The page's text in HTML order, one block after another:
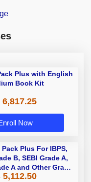
Plus with English
Book Kit
6,817.25
Now
Plus For IBPS,
B, SEBI Grade A,
A and Other Grade
B Bank Exams
5,112.50